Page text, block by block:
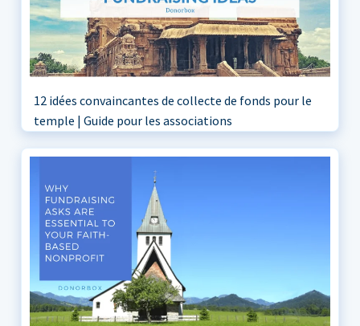
12 idées convaincantes de collecte de fonds pour le
temple | Guide pour les associations